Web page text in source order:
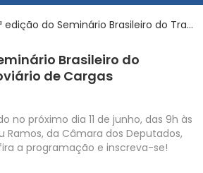
do Seminário Brasileiro do Transporte Rodoviário de Cargas
Brasileiro do
de Cargas
no próximo dia 11 de junho, das 9h às
Ramos, da Câmara dos Deputados,
a programação e inscreva-se!